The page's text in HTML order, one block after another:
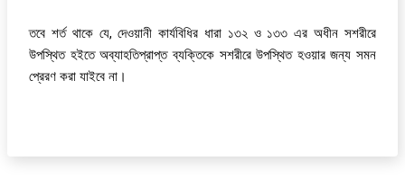
তবে শর্ত থাকে যে, দেওয়ানী কার্যবিধির ধারা ১৩২ ও ১৩৩ এর অধীন সশরীরে
উপস্থিত হইতে অব্যাহতিপ্রাপ্ত ব্যক্তিকে সশরীরে উপস্থিত হওয়ার জন্য সমন
প্রেরণ করা যাইবে না।